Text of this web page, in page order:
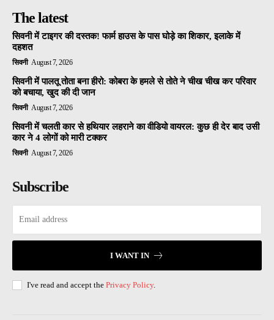
The latest
सिवनी में टाइगर की दस्तक! फार्म हाउस के पास घोड़े का शिकार, इलाके में
दहशत
सिवनी August 7, 2026
सिवनी में पालतू तोता बना हीरो: कोबरा के हमले से तोते ने चीख चीख कर परिवार
को बचाया, खुद की दी जान
सिवनी August 7, 2026
सिवनी में चलती कार से हथियार लहराने का वीडियो वायरल: कुछ ही देर बाद उसी
कार ने 4 लोगों को मारी टक्कर
सिवनी August 7, 2026
Subscribe
I WANT IN
I've read and accept the Privacy Policy.